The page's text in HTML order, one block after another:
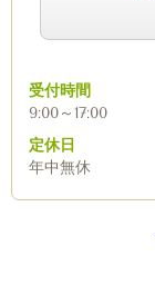
受付時間
9:00～17:00
定休日
年中無休